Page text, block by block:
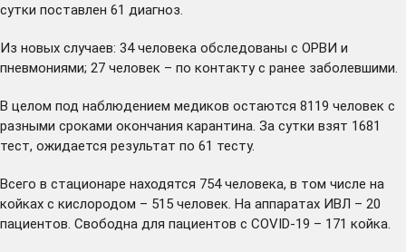
сутки поставлен 61 диагноз.
Из новых случаев: 34 человека обследованы с ОРВИ и
пневмониями; 27 человек – по контакту с ранее заболевшими.
В целом под наблюдением медиков остаются 8119 человек с
разными сроками окончания карантина. За сутки взят 1681
тест, ожидается результат по 61 тесту.
Всего в стационаре находятся 754 человека, в том числе на
койках с кислородом – 515 человек. На аппаратах ИВЛ – 20
пациентов. Свободна для пациентов с COVID-19 – 171 койка.